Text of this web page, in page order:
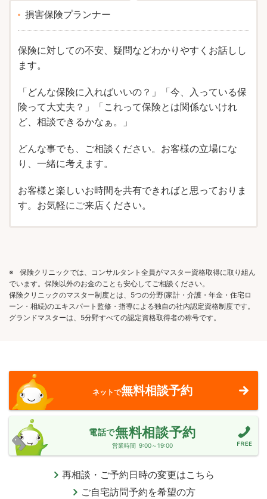
損害保険プランナー
保険に対しての不安、疑問などわかりやすくお話しし
ます。
「どんな保険に入ればいいの？」「今、入っている保
険って大丈夫？」「これって保険とは関係ないけれ
ど、相談できるかなぁ。」
どんな事でも、ご相談ください。お客様の立場にな
り、一緒に考えます。
お客様と楽しいお時間を共有できればと思っておりま
す。お気軽にご来店ください。
※
保険クリニックでは、コンサルタント全員がマスター資格取得に取り組ん
でいます。保険以外のお金のことも安心してご相談ください。
保険クリニックのマスター制度とは、5つの分野(家計・介護・年金・住宅ロ
ーン・相続)のエキスパート監修・指導による独自の社内認定資格制度です。
グランドマスターは、5分野すべての認定資格取得者の称号です。
ネットで無料相談予約
電話で無料相談予約
営業時間 9:00～19:00
再相談・ご予約日時の変更はこちら
ご自宅訪問予約を希望の方